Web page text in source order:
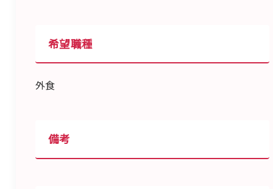
希望職種
外食
備考